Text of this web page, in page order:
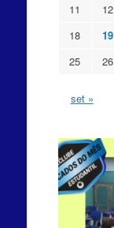
11
12
18
19
25
26
set »